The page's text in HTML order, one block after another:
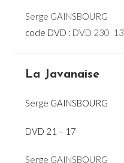
Serge GAINSBOURG
code DVD : DVD 230  13
La Javanaise
Serge GAINSBOURG
DVD 21 – 17
Serge GAINSBOURG